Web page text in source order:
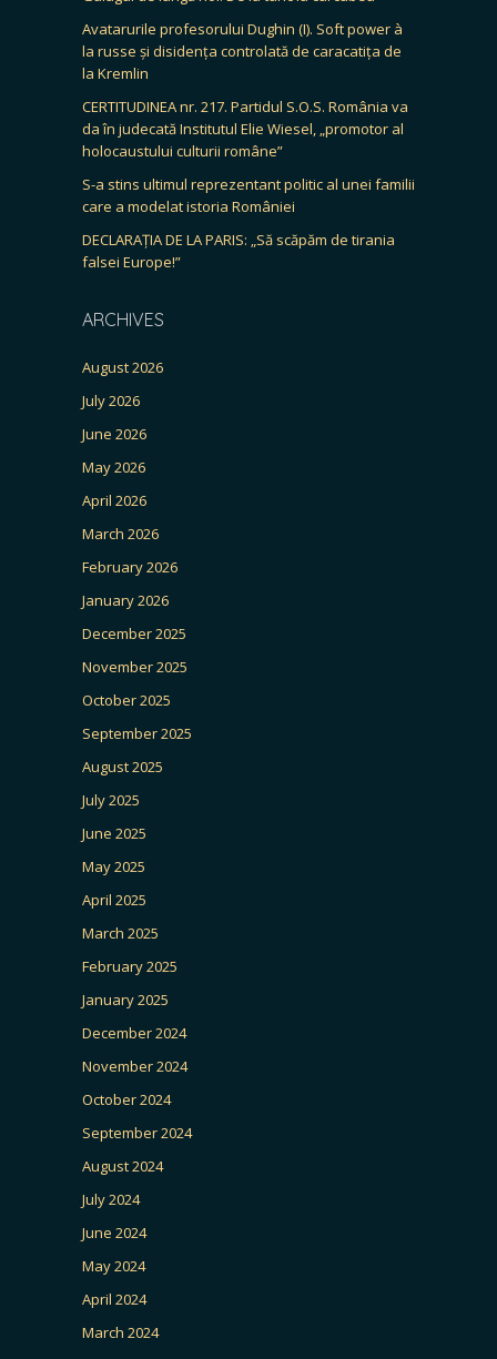
Avatarurile profesorului Dughin (I). Soft power à
la russe și disidența controlată de caracatița de
la Kremlin
CERTITUDINEA nr. 217. Partidul S.O.S. România va
da în judecată Institutul Elie Wiesel, „promotor al
holocaustului culturii române”
S-a stins ultimul reprezentant politic al unei familii
care a modelat istoria României
DECLARAȚIA DE LA PARIS: „Să scăpăm de tirania
falsei Europe!”
ARCHIVES
August 2026
July 2026
June 2026
May 2026
April 2026
March 2026
February 2026
January 2026
December 2025
November 2025
October 2025
September 2025
August 2025
July 2025
June 2025
May 2025
April 2025
March 2025
February 2025
January 2025
December 2024
November 2024
October 2024
September 2024
August 2024
July 2024
June 2024
May 2024
April 2024
March 2024